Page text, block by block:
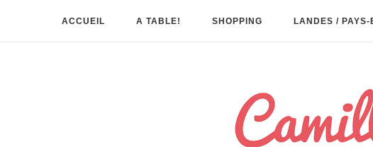
ACCUEIL A TABLE! SHOPPING LANDES / PAYS-